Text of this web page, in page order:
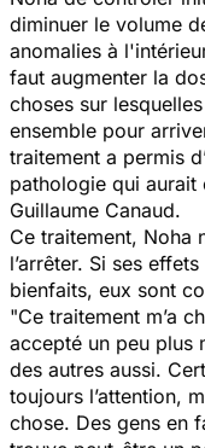
diminuer le volume
anomalies à
faut augmenter la
choses sur
ensemble pour
traitement a permis
pathologie qui aurait
Guillaume Canaud.
Ce traitement, Noha
l’arrêter. Si ses
bienfaits, eux sont
"Ce traitement m’a
accepté un peu plus
des autres aussi.
toujours l’attention,
chose. Des gens en